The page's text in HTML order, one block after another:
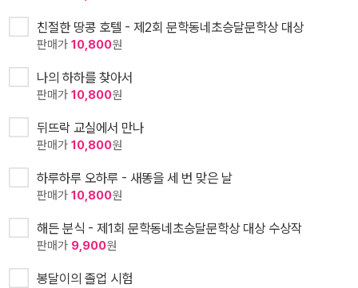
친절한 땅콩 호텔 - 제2회 문학동네초승달문학상 대상
판매가 10,800원
나의 하하를 찾아서
판매가 10,800원
뒤뜨락 교실에서 만나
판매가 10,800원
하루하루 오하루 - 새똥을 세 번 맞은 날
판매가 10,800원
해든 분식 - 제1회 문학동네초승달문학상 대상 수상작
판매가 9,900원
봉달이의 졸업 시험